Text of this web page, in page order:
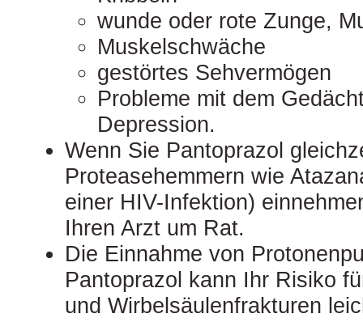
wunde oder rote Zunge,
Muskelschwäche
gestörtes Sehvermögen
Probleme mit dem
Depression.
Wenn Sie Pantoprazol
Proteasehemmern wie
einer HIV-Infektion)
Ihren Arzt um Rat.
Die Einnahme von
Pantoprazol kann Ihr Risiko
und Wirbelsäulenfrakturen